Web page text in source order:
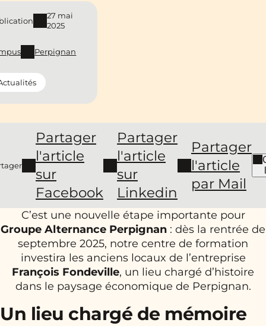
Partager
l'article
sur
Facebook
Partager
l'article
sur
Linkedin
Partager
l'article
par Mail
27 mai
2025
Perpignan
C’est une nouvelle étape importante pour
Groupe Alternance Perpignan : dès la rentrée de
septembre 2025, notre centre de formation
investira les anciens locaux de l’entreprise
François Fondeville, un lieu chargé d’histoire
dans le paysage économique de Perpignan.
Un lieu chargé de mémoire